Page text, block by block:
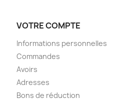
VOTRE COMPTE
Informations personnelles
Commandes
Avoirs
Adresses
Bons de réduction